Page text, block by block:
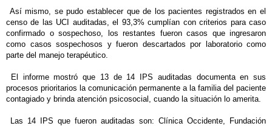
Así mismo, se pudo establecer que de los pacientes registrados en el
censo de las UCI auditadas, el 93,3% cumplían con criterios para caso
confirmado o sospechoso, los restantes fueron casos que ingresaron
como casos sospechosos y fueron descartados por laboratorio como
parte del manejo terapéutico.
El informe mostró que 13 de 14 IPS auditadas documenta en sus
procesos prioritarios la comunicación permanente a la familia del paciente
contagiado y brinda atención psicosocial, cuando la situación lo amerita.
Las 14 IPS que fueron auditadas son: Clínica Occidente, Fundación